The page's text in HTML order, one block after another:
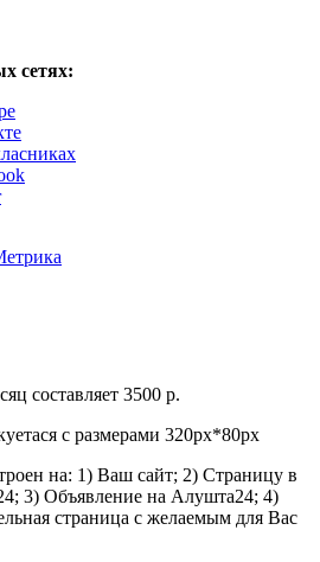
сетях:
составляет 3500 р.
с размерами 320px*80px
на: 1) Ваш сайт; 2) Страницу в
3) Объявление на Алушта24; 4)
страница с желаемым для Вас